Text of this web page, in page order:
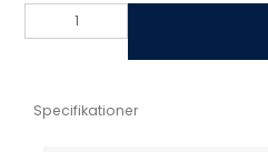
Specifikationer